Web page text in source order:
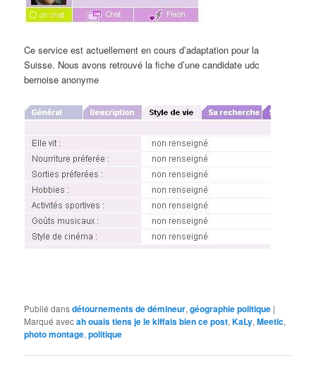
Ce service est actuellement en cours d’adaptation pour la
Suisse. Nous avons retrouvé la fiche d’une candidate udc
bernoise anonyme
Publié dansdétournements de démineur,géographie politique |
Marqué avecah ouais tiens je le kiffais bien ce post,KaLy,Meetic,
photo montage,politique